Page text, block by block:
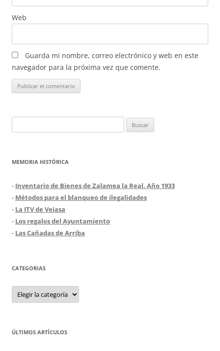
Web
Guarda mi nombre, correo electrónico y web en este
navegador para la próxima vez que comente.
MEMORIA HISTÓRICA
- Inventario de Bienes de Zalamea la Real. Año 1933
- Métodos para el blanqueo de ilegalidades
- La ITV de Veiasa
- Los regalos del Ayuntamiento
- Las Cañadas de Arriba
CATEGORIAS
Categorias
ÚLTIMOS ARTÍCULOS